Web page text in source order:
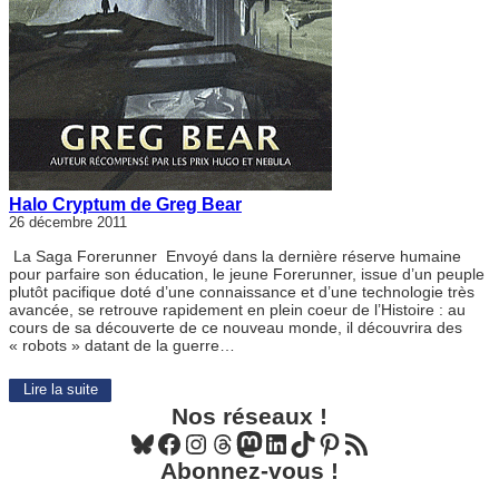
Halo Cryptum de Greg Bear
26 décembre 2011
La Saga Forerunner Envoyé dans la dernière réserve humaine
pour parfaire son éducation, le jeune Forerunner, issue d’un peuple
plutôt pacifique doté d’une connaissance et d’une technologie très
avancée, se retrouve rapidement en plein coeur de l’Histoire : au
cours de sa découverte de ce nouveau monde, il découvrira des
« robots » datant de la guerre…
Lire la suite
Nos réseaux !
Bluesky Facebook Instagram Threads Mastodon LinkedIn TikTok Pinterest Flux RSS
Abonnez-vous !